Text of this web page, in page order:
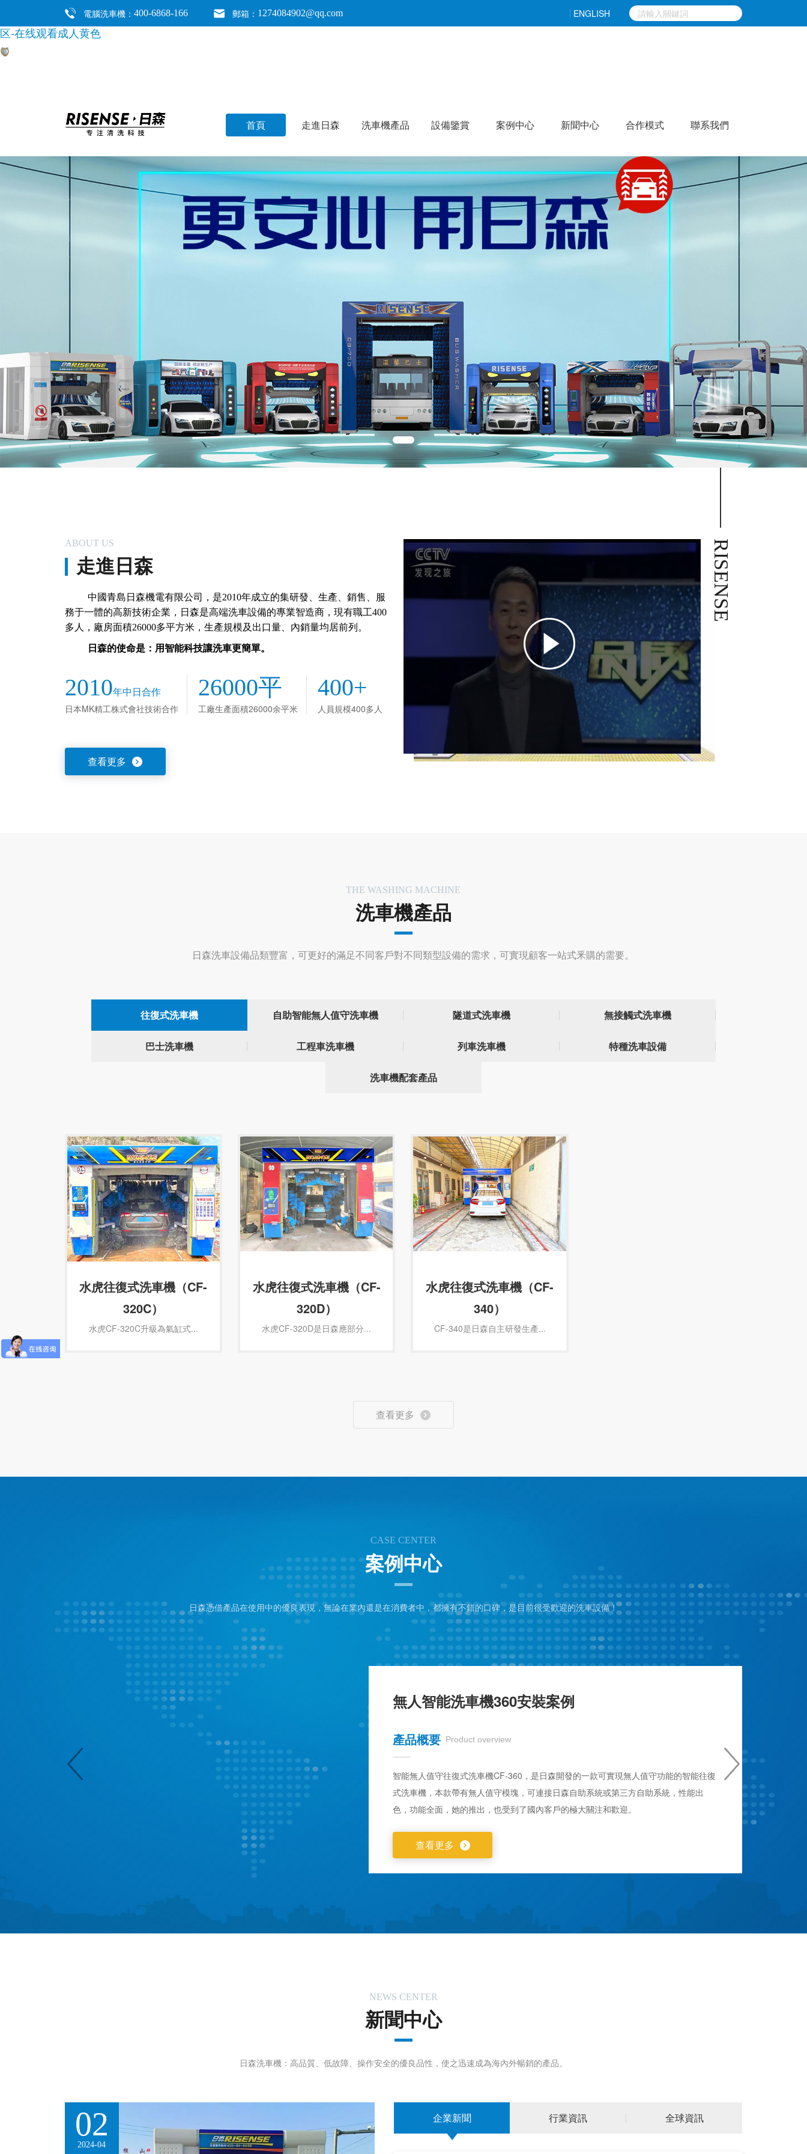
午夜视频在线-三上悠亚ssⅰn939无码播放-欧美激情啪啪-微拍福利一区二区-午夜草逼-亚洲一个色-97国产精品久久-四虎网址在线-偷拍盗摄高潮叫床对白清晰-九色一区二
区-在线观看成人黄色
電腦洗車機： 400-6868-166 郵箱： 1274084902@qq.com ENGLISH
首頁 走進日森 洗車機產品 設備鑒賞 案例中心 新聞中心 合作模式 聯系我們
ABOUT US
走進日森
中國青島日森機電有限公司，是2010年成立的集研發、生產、銷售、服
務于一體的高新技術企業，日森是高端洗車設備的專業智造商，現有職工400
多人，廠房面積26000多平方米，生產規模及出口量、內銷量均居前列。
日森的使命是：用智能科技讓洗車更簡單。
2010年中日合作
日本MK精工株式會社技術合作
26000平
工廠生產面積26000余平米
400+
人員規模400多人
查看更多
RISENSE
THE WASHING MACHINE
洗車機產品
日森洗車設備品類豐富，可更好的滿足不同客戶對不同類型設備的需求，可實現顧客一站式釆購的需要。
往復式洗車機 自助智能無人值守洗車機 隧道式洗車機 無接觸式洗車機
巴士洗車機 工程車洗車機 列車洗車機 特種洗車設備
洗車機配套產品
水虎往復式洗車機（CF-
320C）
水虎CF-320C升級為氣缸式...
水虎往復式洗車機（CF-
320D）
水虎CF-320D是日森應部分...
水虎往復式洗車機（CF-
340）
CF-340是日森自主研發生產...
查看更多
CASE CENTER
案例中心
日森憑借產品在使用中的優良表現，無論在業內還是在消費者中，都擁有不錯的口碑，是目前很受歡迎的洗車設備！
無人智能洗車機360安裝案例
產品概要 Product overview
智能無人值守往復式洗車機CF-360，是日森開發的一款可實現無人值守功能的智能往復
式洗車機，本款帶有無人值守模塊，可連接日森自助系統或第三方自助系統，性能出
色，功能全面，她的推出，也受到了國內客戶的極大關注和歡迎。
查看更多
NEWS CENTER
新聞中心
日森洗車機：高品質、低故障、操作安全的優良品性，使之迅速成為海內外暢銷的產品。
02
2024-04
27 02
企業新聞 行業資訊 全球資訊